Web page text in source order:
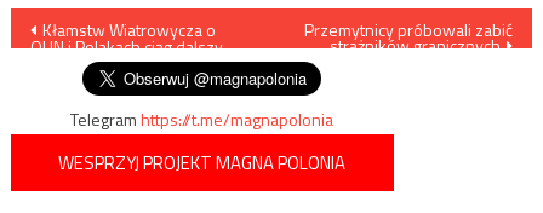
Nawigacja
wpisu
Kłamstw Wiatrowycza o
OUN i Polakach ciąg dalszy
Przemytnicy próbowali zabić
strażników granicznych
Telegramhttps://t.me/magnapolonia
WESPRZYJ PROJEKT MAGNA POLONIA